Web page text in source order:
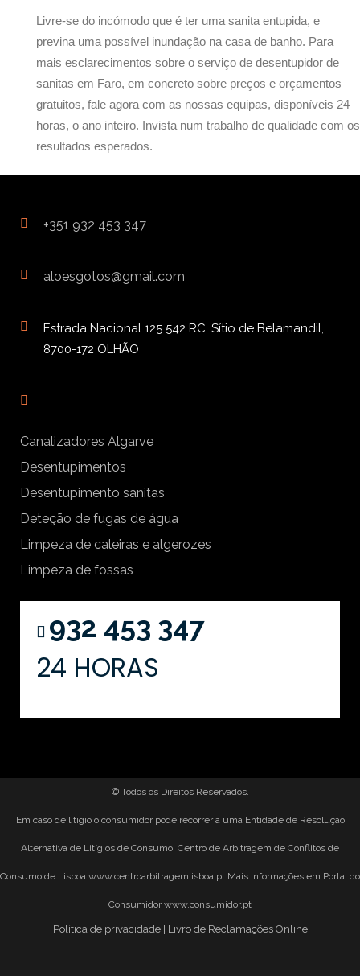
Livre-se do incómodo que é ter uma sanita entupida, e
previna uma possível inundação na casa de banho. Para
mais esclarecimentos sobre o serviço de desentupidor de
sanitas em Faro, em concreto sobre preços e orçamentos
gratuitos, fale agora com as nossas equipas, disponíveis 24
horas, o ano inteiro. Invista num trabalho de qualidade com os
resultados esperados.
+351 932 453 347
aloesgotos@gmail.com
Estrada Nacional 125 542 RC, Sítio de Belamandil,
8700-172 OLHÃO
Canalizadores Algarve
Desentupimentos
Desentupimento sanitas
Deteção de fugas de água
Limpeza de caleiras e algerozes
Limpeza de fossas
932 453 347
24 HORAS
© Todos os Direitos Reservados.
Em caso de litígio o consumidor pode recorrer a uma Entidade de Resolução
Alternativa de Litígios de Consumo. Centro de Arbitragem de Conflitos de
Consumo de Lisboa www.centroarbitragemlisboa.pt Mais informações em Portal do
Consumidorwww.consumidor.pt
Política de privacidade| Livro de Reclamações Online